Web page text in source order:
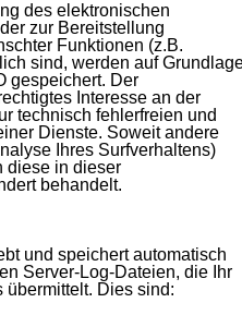
des elektronischen
zur Bereitstellung
Funktionen (z.B.
sind, werden auf
gespeichert. Der
Interesse an der
technisch fehlerfreien und
Dienste. Soweit andere
Ihres Surfverhaltens)
diese in dieser
behandelt.
und speichert automatisch
Server-Log-Dateien, die Ihr
übermittelt. Dies sind: